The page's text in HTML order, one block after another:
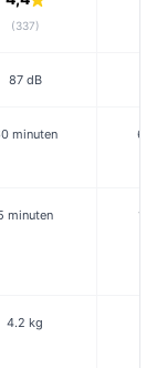
(337)
87 dB
minuten 60
minuten 15
4.2 kg